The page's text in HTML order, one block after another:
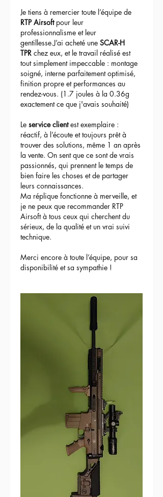
Je tiens à remercier toute l’équipe de
RTP Airsoft pour leur
professionnalisme et leur
gentillesse.J’ai acheté une SCAR-H
TPR chez eux, et le travail réalisé est
tout simplement impeccable : montage
soigné, interne parfaitement optimisé,
finition propre et performances au
rendez-vous. (1.7 joules à la 0.36g
exactement ce que j'avais souhaité)
Le service client est exemplaire :
réactif, à l’écoute et toujours prêt à
trouver des solutions, même 1 an après
la vente. On sent que ce sont de vrais
passionnés, qui prennent le temps de
bien faire les choses et de partager
leurs connaissances.
Ma réplique fonctionne à merveille, et
je ne peux que recommander RTP
Airsoft à tous ceux qui cherchent du
sérieux, de la qualité et un vrai suivi
technique.
Merci encore à toute l’équipe, pour sa
disponibilité et sa sympathie !